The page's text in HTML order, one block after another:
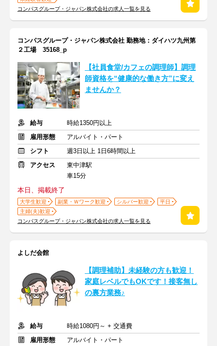
コンパスグループ・ジャパン株式会社の求人一覧を見る
コンパスグループ・ジャパン株式会社 勤務地：ダイハツ九州第
２工場 35168_p
【社員食堂/カフェの調理師】調理
師資格を“健康的な働き方”に変え
ませんか？
給与
時給1350円以上
雇用形態
アルバイト・パート
シフト
週3日以上 1日6時間以上
アクセス
東中津駅
車15分
本日、掲載終了
大学生歓迎 副業・Ｗワーク歓迎 シルバー歓迎
平日
主婦(夫)歓迎
コンパスグループ・ジャパン株式会社の求人一覧を見る
よしだ会館
【調理補助】未経験の方も歓迎！
家庭レベルでもOKです！接客無し
の裏方業務♪
給与
時給1080円～ + 交通費
雇用形態
アルバイト・パート